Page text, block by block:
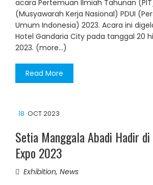
acara Pertemuan Ilmiah Tahunan
(Musyawarah Kerja Nasional) PDUI
Umum Indonesia) 2023. Acara ini
Hotel Gandaria City pada tanggal 20
2023. (more…)
Read More
18 OCT 2023
Setia Manggala Abadi Hadir
Expo 2023
Exhibition, News